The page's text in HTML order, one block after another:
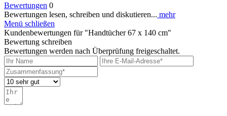
Bewertungen 0
Bewertungen lesen, schreiben und diskutieren... mehr
Menü schließen
Kundenbewertungen für "Handtücher 67 x 140 cm"
Bewertung schreiben
Bewertungen werden nach Überprüfung freigeschaltet.